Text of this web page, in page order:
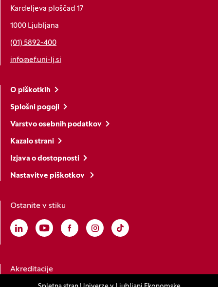
Kardeljeva ploščad 17
1000 Ljubljana
(01) 5892-400
info@ef.uni-lj.si
O piškotkih
Splošni pogoji
Varstvo osebnih podatkov
Kazalo strani
Izjava o dostopnosti
Nastavitve piškotkov
Ostanite v stiku
Linkedin
(Odpre se v novem oknu)
Youtube
(Odpre se v novem oknu)
Facebook
(Odpre se v novem oknu)
Instagram
(Odpre se v novem oknu)
TikTok
(Odpre se v novem oknu)
Akreditacije